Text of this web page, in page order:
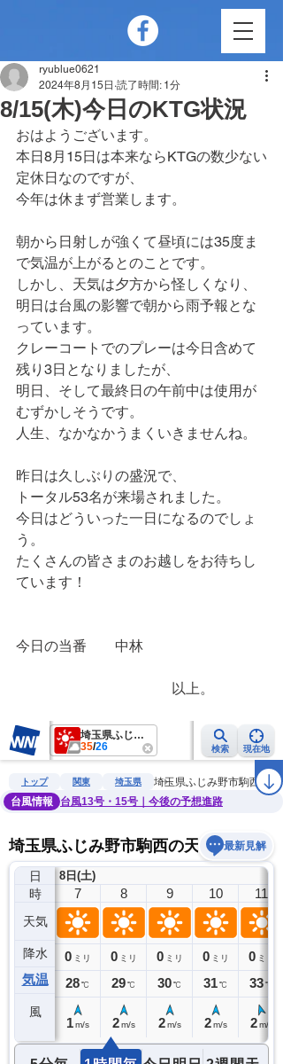
8/15(木)今日のKTG状況
ryublue0621
2024年8月15日 読了時間: 1分
おはようございます。
本日8月15日は本来ならKTGの数少ない
定休日なのですが、
今年は休まず営業します。
朝から日射しが強くて昼頃には35度ま
で気温が上がるとのことです。
しかし、天気は夕方から怪しくなり、
明日は台風の影響で朝から雨予報とな
っています。
クレーコートでのプレーは今日含めて
残り3日となりましたが、
明日、そして最終日の午前中は使用が
むずかしそうです。
人生、なかなかうまくいきませんね。
昨日は久しぶりの盛況で、
トータル53名が来場されました。
今日はどういった一日になるのでしょ
う。
たくさんの皆さまのお越しをお待ちし
ています！
今日の当番　　中林
以上。